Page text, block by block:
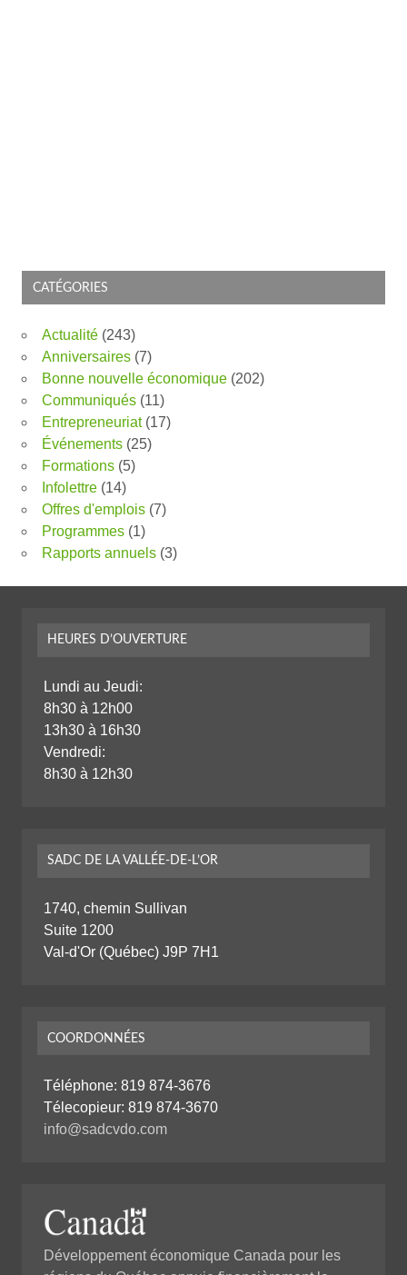
CATÉGORIES
Actualité (243)
Anniversaires (7)
Bonne nouvelle économique (202)
Communiqués (11)
Entrepreneuriat(17)
Événements (25)
Formations (5)
Infolettre (14)
Offres d'emplois (7)
Programmes (1)
Rapports annuels (3)
HEURES D’OUVERTURE
Lundi au Jeudi:
8h30 à 12h00
13h30 à 16h30
Vendredi:
8h30 à 12h30
SADC DE LA VALLÉE-DE-L’OR
1740, chemin Sullivan
Suite 1200
Val-d'Or (Québec) J9P 7H1
COORDONNÉES
Téléphone: 819 874-3676
Télecopieur: 819 874-3670
info@sadcvdo.com
Développement économique Canada pour les